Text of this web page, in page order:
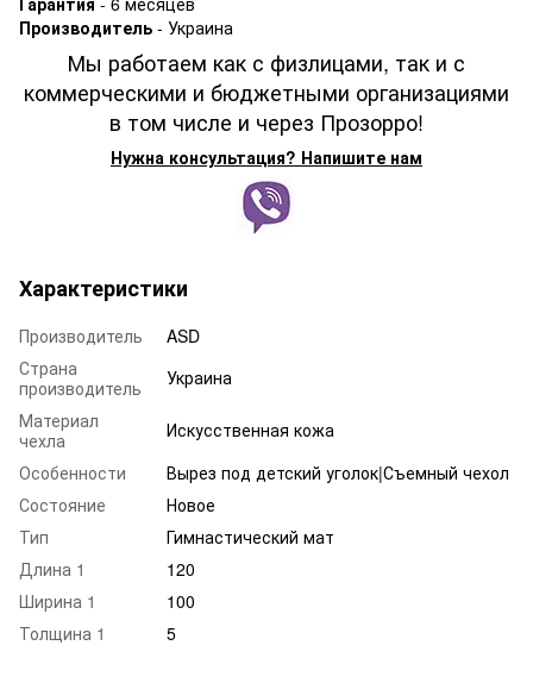
Производитель - Украина
Мы работаем как с физлицами, так и с
коммерческими и бюджетными организациями
в том числе и через Прозорро!
Нужна консультация? Напишите нам
Характеристики
Производитель
ASD
Страна
производитель
Украина
Материал
чехла
Искусственная кожа
Особенности
Вырез под детский уголок|Съемный чехол
Состояние
Новое
Тип
Гимнастический мат
Длина 1
120
Ширина 1
100
Толщина 1
5